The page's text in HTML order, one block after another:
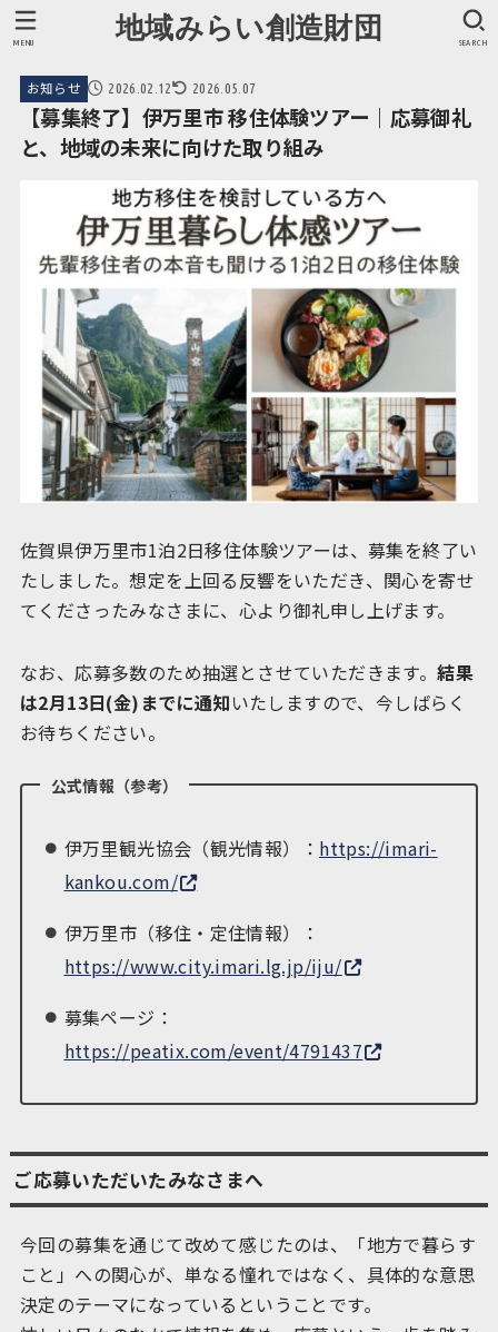
地域みらい創造財団 SEARCH
MENU
お知らせ 2026.02.12 2026.05.07
【募集終了】伊万里市 移住体験ツアー｜応募御礼
と、地域の未来に向けた取り組み
佐賀県伊万里市1泊2日移住体験ツアーは、募集を終了い
たしました。想定を上回る反響をいただき、関心を寄せ
てくださったみなさまに、心より御礼申し上げます。
なお、応募多数のため抽選とさせていただきます。結果
は2月13日(金)までに通知いたしますので、今しばらく
お待ちください。
公式情報（参考）
伊万里観光協会（観光情報）： https://imari-
kankou.com/
伊万里市（移住・定住情報）：
https://www.city.imari.lg.jp/iju/
募集ページ：
https://peatix.com/event/4791437
ご応募いただいたみなさまへ
今回の募集を通じて改めて感じたのは、「地方で暮らす
こと」への関心が、単なる憧れではなく、具体的な意思
決定のテーマになっているということです。